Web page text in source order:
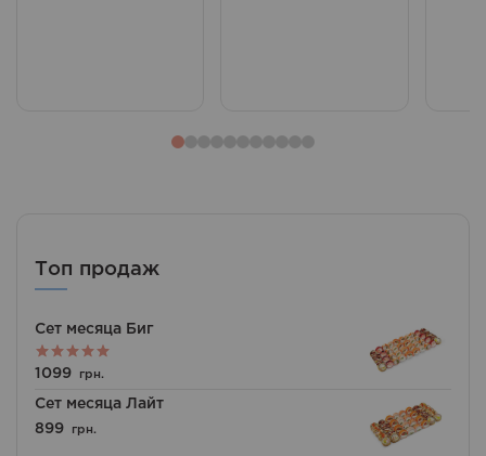
Топ продаж
Сет месяца Биг
Оценка
1099 грн.
Сет месяца Лайт
899
грн.